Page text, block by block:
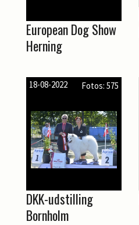
European Dog Show
Herning
18-08-2022 Fotos: 575
DKK-udstilling
Bornholm